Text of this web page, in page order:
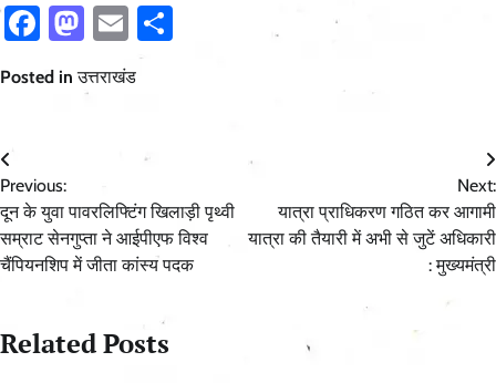
Facebook
Mastodon
Email
Posted inउत्तराखंड
Post
navigation
Previous:
दून के युवा पावरलिफ्टिंग खिलाड़ी पृथ्वी
सम्राट सेनगुप्ता ने आईपीएफ विश्व
चैंपियनशिप में जीता कांस्य पदक
Next:
यात्रा प्राधिकरण गठित कर आगामी
यात्रा की तैयारी में अभी से जुटें अधिकारी
: मुख्यमंत्री
Related Posts